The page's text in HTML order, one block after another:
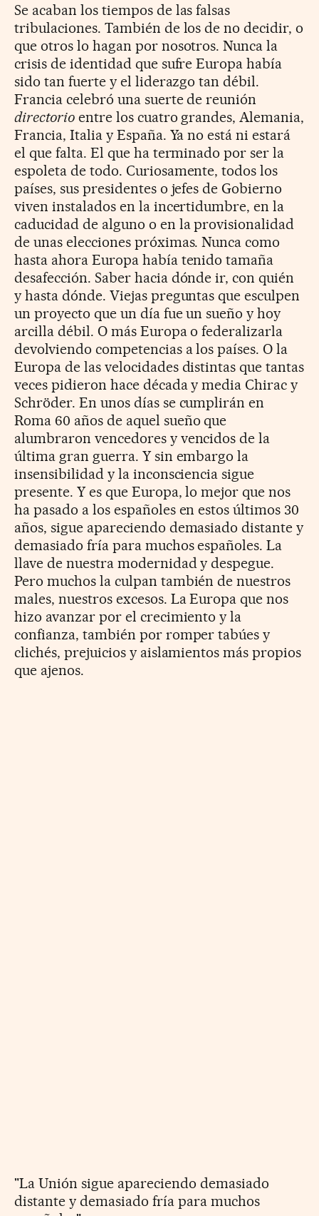
Se acaban los tiempos de las falsas
tribulaciones. También de los de no decidir, o
que otros lo hagan por nosotros. Nunca la
crisis de identidad que sufre Europa había
sido tan fuerte y el liderazgo tan débil.
Francia celebró una suerte de reunión
directorioentre los cuatro grandes, Alemania,
Francia, Italia y España. Ya no está ni estará
el que falta. El que ha terminado por ser la
espoleta de todo. Curiosamente, todos los
países, sus presidentes o jefes de Gobierno
viven instalados en la incertidumbre, en la
caducidad de alguno o en la provisionalidad
de unas elecciones próximas. Nunca como
hasta ahora Europa había tenido tamaña
desafección. Saber hacia dónde ir, con quién
y hasta dónde. Viejas preguntas que esculpen
un proyecto que un día fue un sueño y hoy
arcilla débil. O más Europa o federalizarla
devolviendo competencias a los países. O la
Europa de las velocidades distintas que tantas
veces pidieron hace década y media Chirac y
Schröder. En unos días se cumplirán en
Roma 60 años de aquel sueño que
alumbraron vencedores y vencidos de la
última gran guerra. Y sin embargo la
insensibilidad y la inconsciencia sigue
presente. Y es que Europa, lo mejor que nos
ha pasado a los españoles en estos últimos 30
años, sigue apareciendo demasiado distante y
demasiado fría para muchos españoles. La
llave de nuestra modernidad y despegue.
Pero muchos la culpan también de nuestros
males, nuestros excesos. La Europa que nos
hizo avanzar por el crecimiento y la
confianza, también por romper tabúes y
clichés, prejuicios y aislamientos más propios
que ajenos.
"La Unión sigue apareciendo demasiado
distante y demasiado fría para muchos